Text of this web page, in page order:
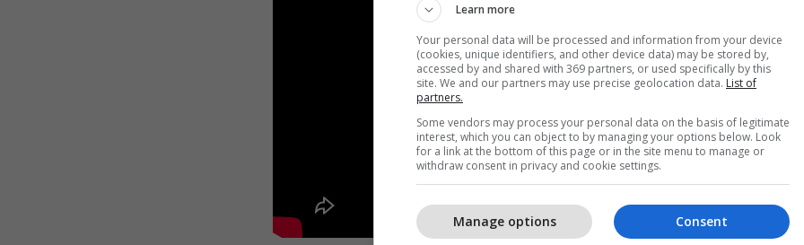
Learn more
Your personal data will be processed and information from your device
(cookies, unique identifiers, and other device data) may be stored by,
accessed by and shared with 369 partners, or used specifically by this
site. We and our partners may use precise geolocation data. List of
partners.
Some vendors may process your personal data on the basis of legitimate
interest, which you can object to by managing your options below. Look
for a link at the bottom of this page or in the site menu to manage or
withdraw consent in privacy and cookie settings.
Consent
Manage options